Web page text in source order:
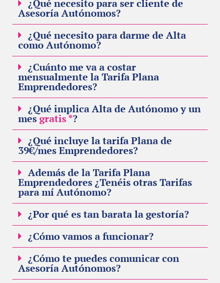
¿Qué necesito para ser cliente de
Asesoría Autónomos?
¿Qué necesito para darme de Alta
como Autónomo?
¿Cuánto me va a costar
mensualmente la Tarifa Plana
Emprendedores?
¿Qué implica Alta de Autónomo y un
mesgratis *?
¿Qué incluye la tarifa Plana de
39€/mes Emprendedores?
Además de la Tarifa Plana
Emprendedores ¿Tenéis otras Tarifas
para mí Autónomo?
¿Por qué es tan barata la gestoría?
¿Cómo vamos a funcionar?
¿Cómo te puedes comunicar con
Asesoría Autónomos?